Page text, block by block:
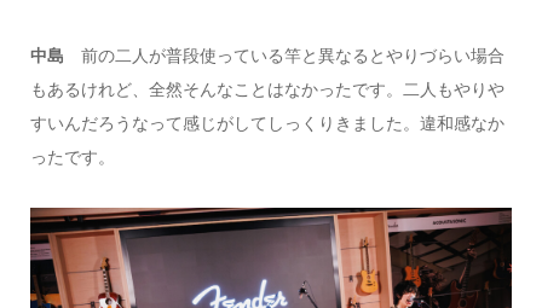
中島 前の二人が普段使っている竿と異なるとやりづらい場合
もあるけれど、全然そんなことはなかったです。二人もやりや
すいんだろうなって感じがしてしっくりきました。違和感なか
ったです。